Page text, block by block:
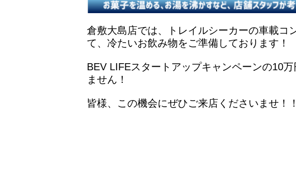
倉敷大島店では、トレイルシーカーの車載コ
て、冷たいお飲み物をご準備しております！
BEV LIFEスタートアップキャンペーンの10
ません！
皆様、この機会にぜひご来店くださいませ！！